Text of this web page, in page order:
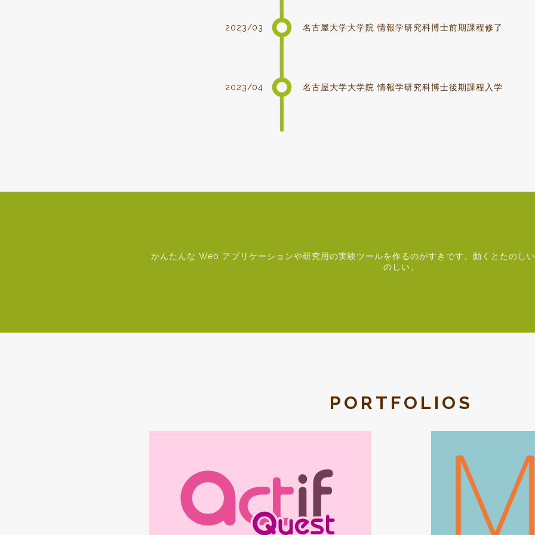
2023/03 名古屋大学大学院 情報学研究科博士前期課程修了
2023/04 名古屋大学大学院 情報学研究科博士後期課程入学
かんたんな Web アプリケーションや研究用の実験ツールを作るのがすきです。動くとたのし
のしい。
PORTFOLIOS